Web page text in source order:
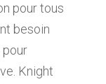
pour tous
besoin
pour
Knight